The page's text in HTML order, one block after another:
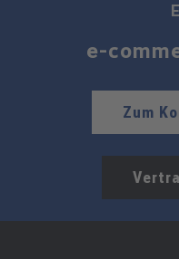
e-
Zum